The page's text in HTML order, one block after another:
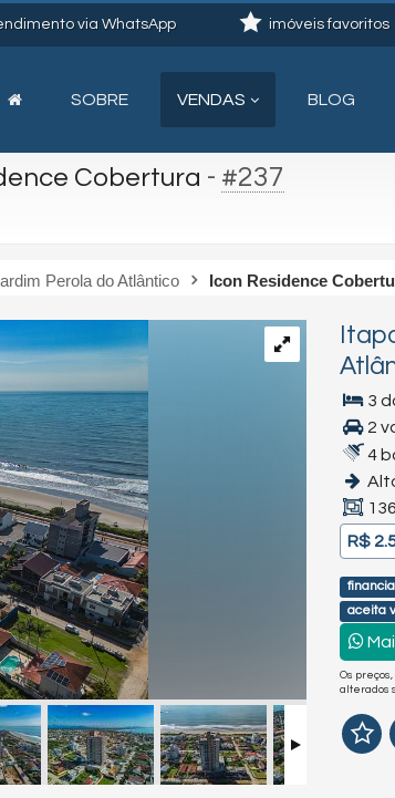
via WhatsApp imóveis favoritos
SOBRE VENDAS BLOG
Cobertura - #237
Perola do Atlântico Icon Residence
3
2
4
136,
R$
aceita
Os
alterados